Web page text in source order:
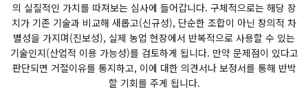
의 실질적인 가치를 따져보는 심사에 들어갑니다. 구체적으로는 해당 장
치가 기존 기술과 비교해 새롭고(신규성), 단순한 조합이 아닌 창의적 차
별성을 가지며(진보성), 실제 농업 현장에서 반복적으로 사용할 수 있는
기술인지(산업적 이용 가능성)를 검토하게 됩니다. 만약 문제점이 있다고
판단되면 거절이유를 통지하고, 이에 대한 의견서나 보정서를 통해 반박
할 기회를 주게 됩니다.